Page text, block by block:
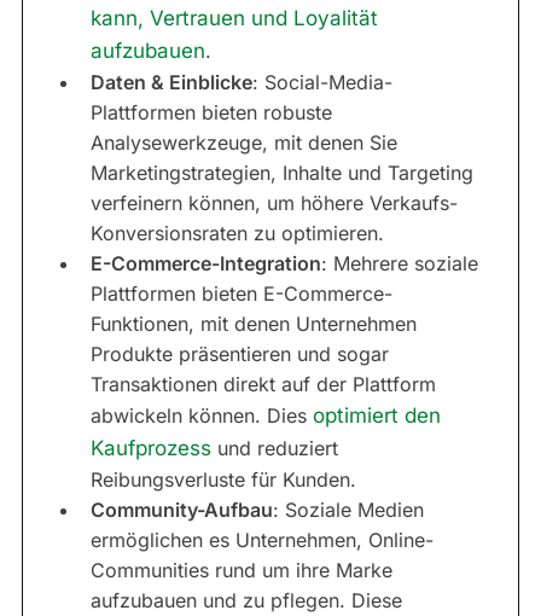
kann, Vertrauen und Loyalität
aufzubauen.
Daten & Einblicke: Social-Media-
Plattformen bieten robuste
Analysewerkzeuge, mit denen Sie
Marketingstrategien, Inhalte und Targeting
verfeinern können, um höhere Verkaufs-
Konversionsraten zu optimieren.
E-Commerce-Integration: Mehrere soziale
Plattformen bieten E-Commerce-
Funktionen, mit denen Unternehmen
Produkte präsentieren und sogar
Transaktionen direkt auf der Plattform
abwickeln können. Dies optimiert den
Kaufprozess und reduziert
Reibungsverluste für Kunden.
Community-Aufbau: Soziale Medien
ermöglichen es Unternehmen, Online-
Communities rund um ihre Marke
aufzubauen und zu pflegen. Diese